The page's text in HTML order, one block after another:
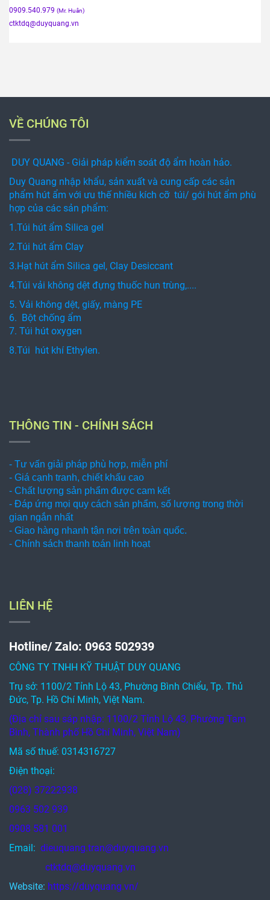
0909.540.979 (Mr. Huân)
ctktdq@duyquang.vn
VỀ CHÚNG TÔI
DUY QUANG - Giải pháp kiểm soát độ ẩm hoàn hảo.
Duy Quang nhập khẩu, sản xuất và cung cấp các sản
phẩm hút ẩm với ưu thế nhiều kích cỡ túi/ gói hút ẩm phù
hợp của các sản phẩm:
1.Túi hút ẩm Silica gel
2.Túi hút ẩm Clay
3.Hạt hút ẩm Silica gel, Clay Desiccant
4.Túi vải không dệt đựng thuốc hun trùng,....
5. Vải không dệt, giấy, màng PE
6. Bột chống ẩm
7. Túi hút oxygen
8.Túi hút khí Ethylen.
THÔNG TIN - CHÍNH SÁCH
- Tư vấn giải pháp phù hợp, miễn phí
- Giá cạnh tranh, chiết khấu cao
- Chất lượng sản phẩm được cam kết
- Đáp ứng mọi quy cách sản phẩm, số lượng trong thời
gian ngắn nhất
- Giao hàng nhanh tận nơi trên toàn quốc.
- Chính sách thanh toán linh hoạt
LIÊN HỆ
Hotline/ Zalo: 0963 502939
CÔNG TY TNHH KỸ THUẬT DUY QUANG
Trụ sở: 1100/2 Tỉnh Lộ 43, Phường Bình Chiểu, Tp. Thủ
Đức, Tp. Hồ Chí Minh, Việt Nam.
(Địa chỉ sau sáp nhập: 1100/2 Tỉnh Lộ 43, Phường Tam
Bình, Thành phố Hồ Chí Minh, Việt Nam)
Mã số thuế: 0314316727
Điện thoại:
(028) 37222938
0963 502 939
0908 581 001
Email: dieuquang.tran@duyquang.vn
ctktdq@duyquang.vn
Website: https://duyquang.vn/